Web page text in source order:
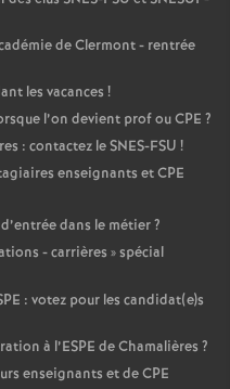
de Clermont - rentrée
les vacances !
l’on devient prof ou CPE ?
: contactez le SNES-FSU !
enseignants et CPE
dans le métier?
- carrières » spécial
: votez pour les candidat(e)s
à l’ESPE de Chamalières ?
enseignants et de CPE